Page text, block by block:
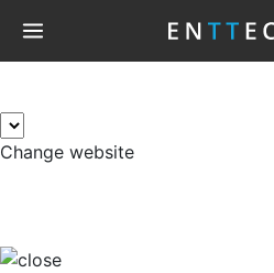
Change website